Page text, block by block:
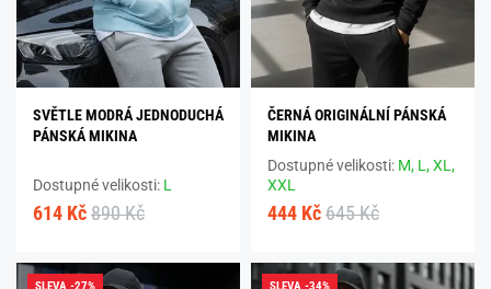
SVĚTLE MODRÁ JEDNODUCHÁ
PÁNSKÁ MIKINA
Dostupné velikosti: L
614 Kč 890 Kč
ČERNÁ ORIGINÁLNÍ PÁNSKÁ
MIKINA
Dostupné velikosti: M, L,XL,
XXL
444 Kč 645 Kč